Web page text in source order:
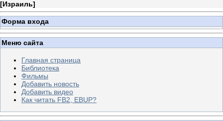
[Израиль]
Форма входа
Меню сайта
Главная страница
Библиотека
Фильмы
Добавить новость
Добавить видео
Как читать FB2, EBUP?